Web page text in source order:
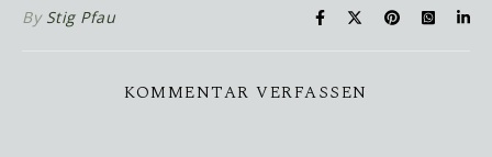
By Stig Pfau
KOMMENTAR VERFASSEN